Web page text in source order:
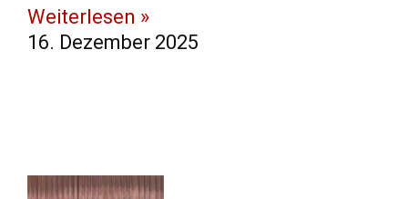
Weiterlesen »
16. Dezember 2025